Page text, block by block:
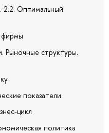
2.2. Оптимальный
фирмы
Рыночные структуры.
показатели
цикл
политика